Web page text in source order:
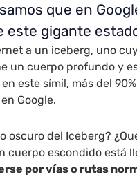
que en
este gigante
a un iceberg, uno
un cuerpo profundo y
este símil, más del
Google.
oscuro del Iceberg?
cuerpo escondido está
por vías o rutas